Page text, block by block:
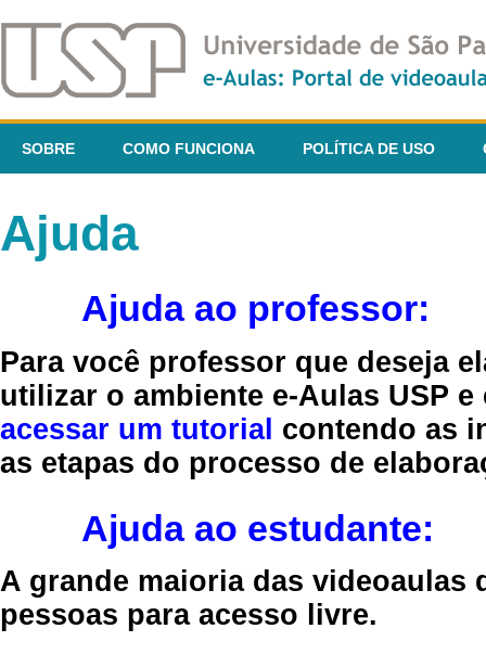
SOBRE COMO FUNCIONA POLÍTICA DE USO
Ajuda
Ajuda ao professor:
Para você professor que deseja
utilizar o ambiente e-Aulas USP
acessar um tutorial contendo as
as etapas do processo de
Ajuda ao estudante:
A grande maioria das videoaulas
pessoas para acesso livre.